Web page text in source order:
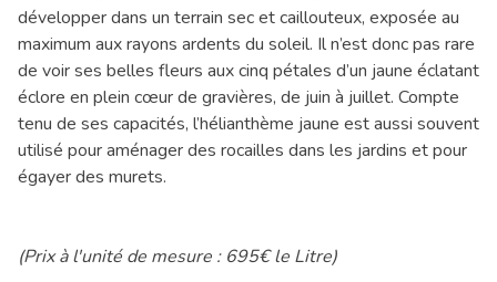
développer dans un terrain sec et caillouteux, exposée au
maximum aux rayons ardents du soleil. Il n’est donc pas rare
de voir ses belles fleurs aux cinq pétales d’un jaune éclatant
éclore en plein cœur de gravières, de juin à juillet. Compte
tenu de ses capacités, l’hélianthème jaune est aussi souvent
utilisé pour aménager des rocailles dans les jardins et pour
égayer des murets.
(Prix à l'unité de mesure : 695€ le Litre)